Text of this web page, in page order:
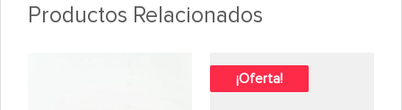
Productos Relacionados
¡Oferta!